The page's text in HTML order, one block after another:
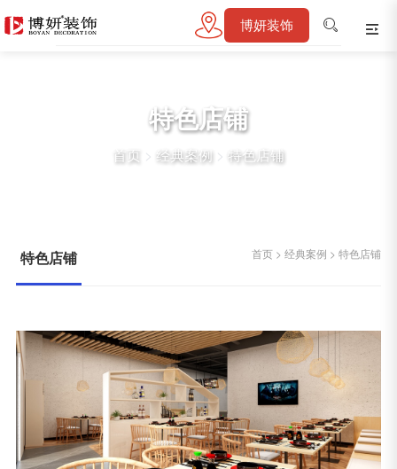
博妍装饰
特色店铺
首页 > 经典案例> 特色店铺
特色店铺 首页 >经典案例 >特色店铺